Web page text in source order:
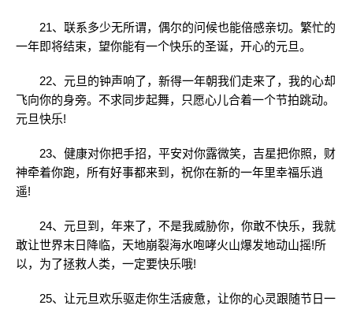
21、联系多少无所谓，偶尔的问候也能倍感亲切。繁忙的
一年即将结束，望你能有一个快乐的圣诞，开心的元旦。
22、元旦的钟声响了，新得一年朝我们走来了，我的心却
飞向你的身旁。不求同步起舞，只愿心儿合着一个节拍跳动。
元旦快乐!
23、健康对你把手招，平安对你露微笑，吉星把你照，财
神牵着你跑，所有好事都来到，祝你在新的一年里幸福乐逍
遥!
24、元旦到，年来了，不是我威胁你，你敢不快乐，我就
敢让世界末日降临，天地崩裂海水咆哮火山爆发地动山摇!所
以，为了拯救人类，一定要快乐哦!
25、让元旦欢乐驱走你生活疲惫，让你的心灵跟随节日一